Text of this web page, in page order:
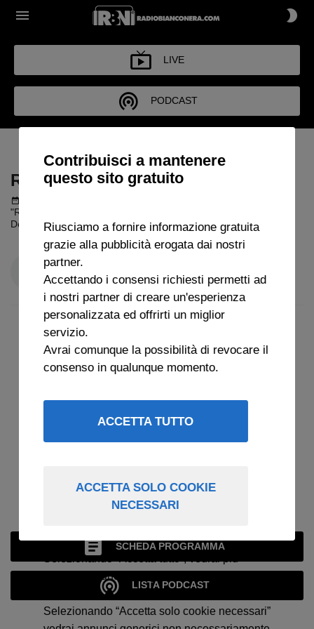
LIVE
PODCAST
RASSEGNA STRAMBA
RASSEGNA STRAMBA
"Rassegna Stramba" con Claudio Zuliani. Ospite: Camillo
Demichelis.
RASSEGNA STRAMBA
SCHEDA PROGRAMMA
LISTA PODCAST
Contribuisci a mantenere
questo sito gratuito
Riusciamo a fornire informazione gratuita
grazie alla pubblicità erogata dai nostri
partner.
Accettando i consensi richiesti permetti ad
i nostri partner di creare un'esperienza
personalizzata ed offrirti un miglior
servizio.
Avrai comunque la possibilità di revocare il
consenso in qualunque momento.
ACCETTA TUTTO
ACCETTA SOLO COOKIE
NECESSARI
Selezionando “Accetta tutto”, vedrai più
spesso annunci su argomenti che ti
interessano.
Selezionando “Accetta solo cookie necessari”